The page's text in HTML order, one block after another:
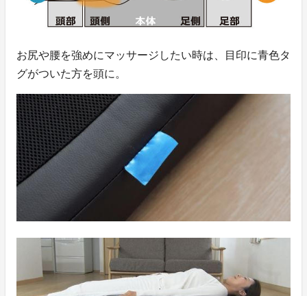
お尻や腰を強めにマッサージしたい時は、目印に青色タ
グがついた方を頭に。